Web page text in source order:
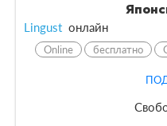
Lingust онлайн
Online бесплатно